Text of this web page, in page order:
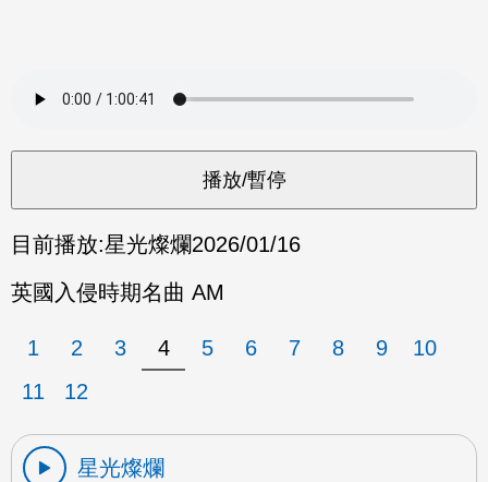
目前播放:星光燦爛2026/01/16
英國入侵時期名曲 AM
1 2 3 4 5 6 7 8 9
10
11
12
星光燦爛